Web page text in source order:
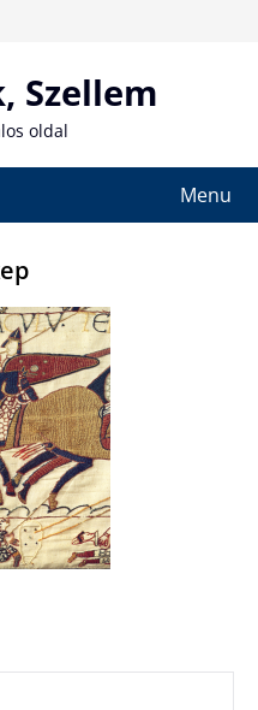
Szellem
oldal
Menu